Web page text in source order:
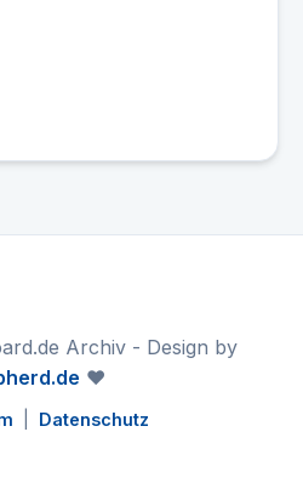
Archiv - Design by
❤️
Datenschutz